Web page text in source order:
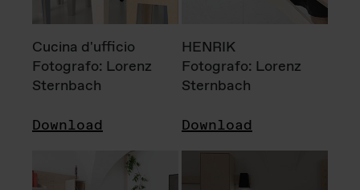
Cucina d'ufficio
Fotografo: Lorenz
Sternbach
Download
HENRIK
Fotografo: Lorenz
Sternbach
Download